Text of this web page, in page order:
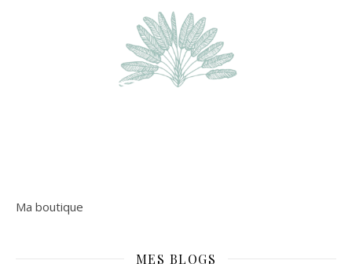
Ma boutique
MES BLOGS